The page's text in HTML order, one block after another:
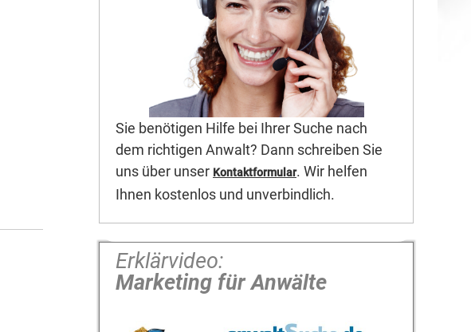
Sie benötigen Hilfe bei Ihrer Suche nach
dem richtigen Anwalt? Dann schreiben Sie
uns über unser Kontaktformular. Wir helfen
Ihnen kostenlos und unverbindlich.
Erklärvideo:
Marketing für Anwälte